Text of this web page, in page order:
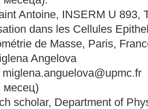
Antoine, INSERM U 893,
dans les Cellules
de Masse, Paris,
Angelova
месец)
scholar, Department of